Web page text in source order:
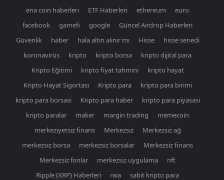
ena coin haberleri
ETF Haberleri ethereum
euro
facebook
gamefi google
Güncel Airdrop Haberleri
Güvenlik
haber hala altın alınır mı Hisse
hisse senedi
koronavirüs
kripto kripto borsa
kripto dijital para
Kripto Eğitimi
kripto fiyat tahmini
kripto hayat
Kripto Hayat Sigortası
Kripto para
kripto para birimi
kripto para borsasi
Kripto para haber
kripto para piyasasi
kripto paralar
maker margin trading
memecoin
merkeziyetsiz finans
Merkezsiz
Merkezsiz ağ
merkezsiz borsa
merkezsiz borsalar
Merkezsiz finans
Merkezsiz fonlar
merkezsiz uygulama
nft
Ripple (XRP) Haberleri
rwa sabit kripto para